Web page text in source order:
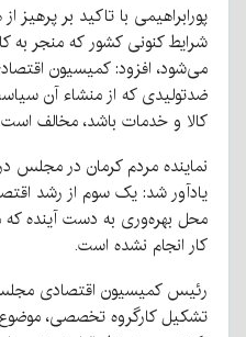
پورابراهیمی با تاکید بر
شرایط کنونی کشور که منجر به
می‌شود، افزود: کمیسیون
ضدتولیدی که از منشاء آن
کالا و خدمات باشد، مخالف
نماینده مردم کرمان در مجلس
یادآور شد: یک سوم از رشد
محل بهره‌وری به دست آینده که
کار انجام نشده است.
رئیس کمیسیون اقتصادی
تشکیل کارگروه تخصصی، موضوع